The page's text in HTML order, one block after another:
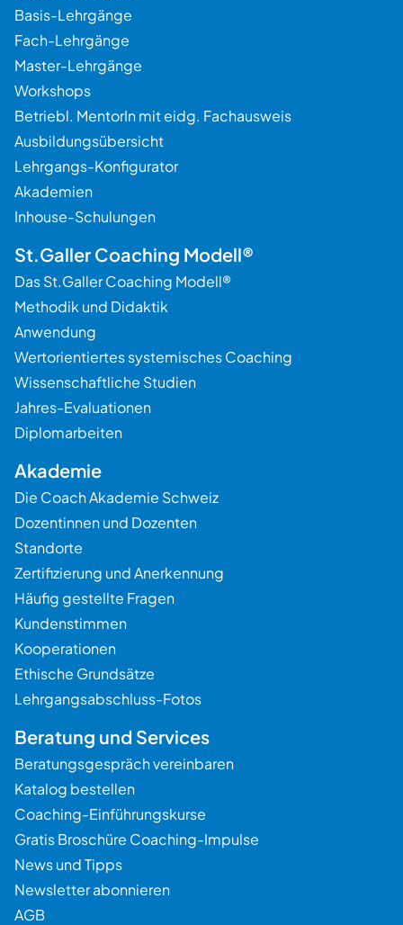
Basis-Lehrgänge
Fach-Lehrgänge
Master-Lehrgänge
Workshops
Betriebl. MentorIn mit eidg. Fachausweis
Ausbildungsübersicht
Lehrgangs-Konfigurator
Akademien
Inhouse-Schulungen
St.Galler Coaching Modell®
Das St.Galler Coaching Modell®
Methodik und Didaktik
Anwendung
Wertorientiertes systemisches Coaching
Wissenschaftliche Studien
Jahres-Evaluationen
Diplomarbeiten
Akademie
Die Coach Akademie Schweiz
Dozentinnen und Dozenten
Standorte
Zertifizierung und Anerkennung
Häufig gestellte Fragen
Kundenstimmen
Kooperationen
Ethische Grundsätze
Lehrgangsabschluss-Fotos
Beratung und Services
Beratungsgespräch vereinbaren
Katalog bestellen
Coaching-Einführungskurse
Gratis Broschüre Coaching-Impulse
News und Tipps
Newsletter abonnieren
AGB